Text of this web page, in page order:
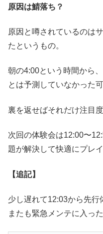
原因は鯖落ち？
原因と噂されているのは
たというもの。
朝の4:00という時間から
とは予測していなかった
裏を返せばそれだけ注目
次回の体験会は12:00〜
題が解決して快適にプレ
【追記】
少し遅れて12:03から先行
またも緊急メンテに入った